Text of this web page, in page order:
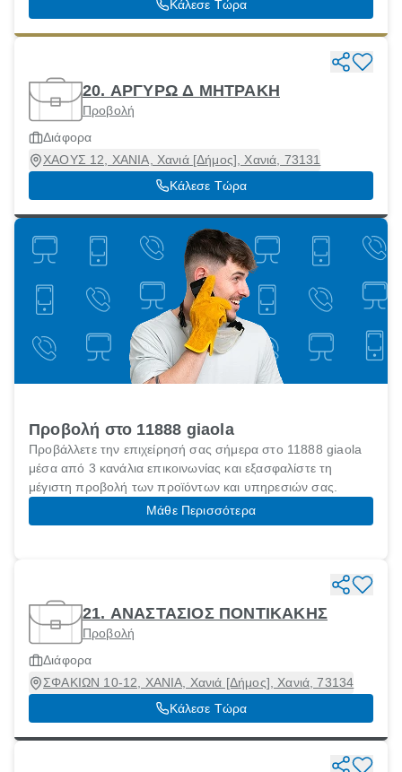
Κάλεσε Τώρα
20. ΑΡΓΥΡΩ Δ ΜΗΤΡΑΚΗ
Προβολή
Διάφορα
ΧΑΟΥΣ 12, ΧΑΝΙΑ, Χανιά [Δήμος], Χανιά, 73131
Κάλεσε Τώρα
Προβολή στο 11888 giaola
Προβάλλετε την επιχείρησή σας σήμερα στο 11888 giaola
μέσα από 3 κανάλια επικοινωνίας και εξασφαλίστε τη
μέγιστη προβολή των προϊόντων και υπηρεσιών σας.
Μάθε Περισσότερα
21. ΑΝΑΣΤΑΣΙΟΣ ΠΟΝΤΙΚΑΚΗΣ
Προβολή
Διάφορα
ΣΦΑΚΙΩΝ 10-12, ΧΑΝΙΑ, Χανιά [Δήμος], Χανιά, 73134
Κάλεσε Τώρα